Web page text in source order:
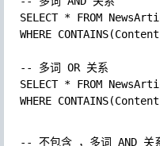
SELECT *
WHERE CONTAINS(Content
SELECT *
WHERE CONTAINS(Content